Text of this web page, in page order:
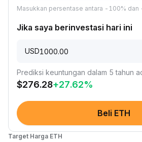
Masukkan persentase antara -100% dan
Jika saya berinvestasi hari ini
USD
Prediksi keuntungan dalam 5 tahun
$276.28+27.62%
Beli ETH
Target Harga ETH